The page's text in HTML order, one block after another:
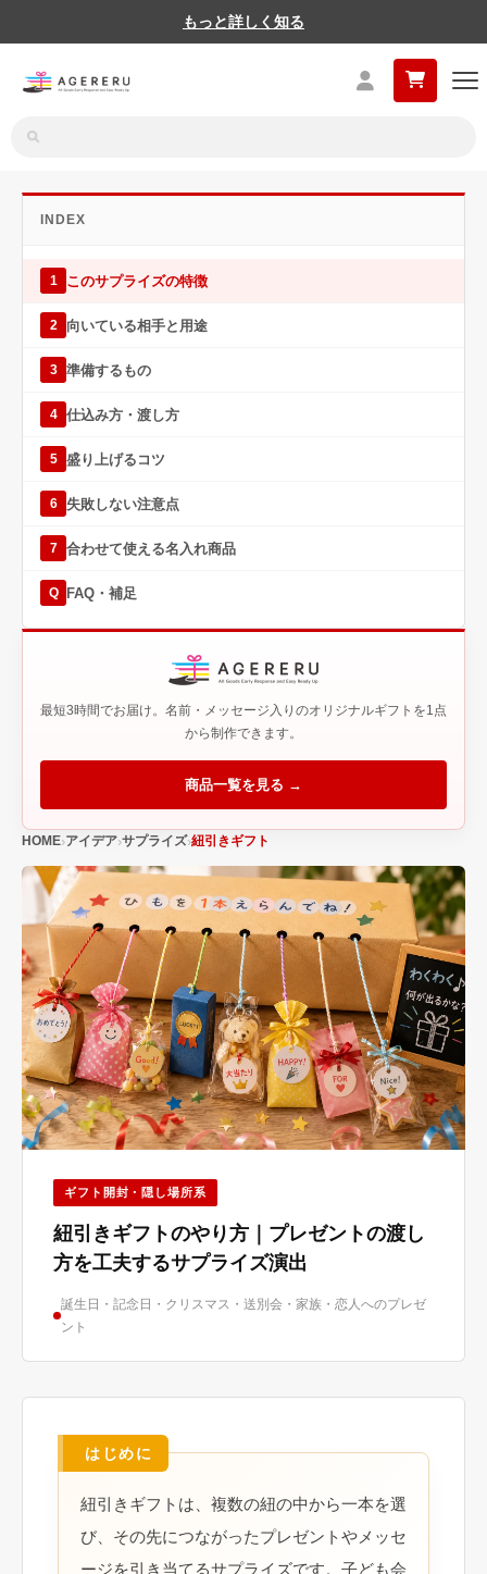
もっと詳しく知る
HOME アイデア サプライズ 紐引きギフト
ギフト開封・隠し場所系
紐引きギフトのやり方｜プレゼントの渡し
方を工夫するサプライズ演出
誕生日・記念日・クリスマス・送別会・家族・恋人へのプレゼ
ント
紐引きギフトは、複数の紐の中から一本を選
び、その先につながったプレゼントやメッセ
ージを引き当てるサプライズです。子ども会
INDEX
1 このサプライズの特徴
2 向いている相手と用途
3 準備するもの
4 仕込み方・渡し方
5 盛り上げるコツ
6 失敗しない注意点
7 合わせて使える名入れ商品
Q FAQ・補足
最短3時間でお届け。名前・メッセージ入りのオリジナルギフトを1点
から制作できます。
商品一覧を見る →